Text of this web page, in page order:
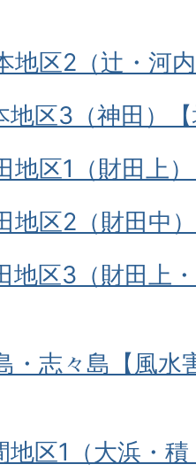
地区2（辻・河
地区3（神田）
地区1（財田上
地区2（財田中
地区3（財田上
・志々島【風水
区1（大浜・